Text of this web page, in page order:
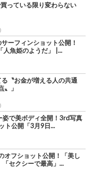
っている限り変わらない
ーフィンショット公開！
人魚姫のようだ」 |...
る〝お金が増える人の共通
〟」
姿で美ボディ全開！3rd写真
ト公開「3月9日...
オフショット公開！「美し
セクシーで最高」...